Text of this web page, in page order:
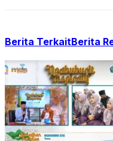
Berita TerkaitBerita